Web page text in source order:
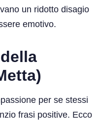
un ridotto disagio
emotivo.
per se stessi
frasi positive. Ecco